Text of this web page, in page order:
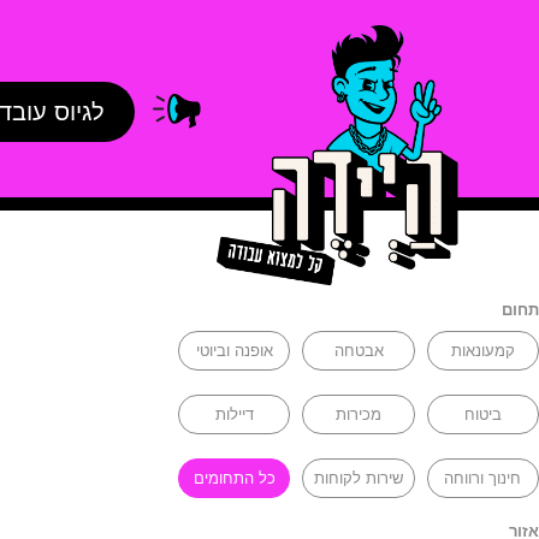
לגיוס
תחום
קמעונאות אבטחה אופנה וביוטי
ביטוח מכירות דיילות
חינוך ורווחה שירות לקוחות כל התחומים
אזור